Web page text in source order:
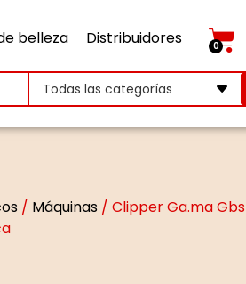
belleza Distribuidores 0
Todas las categorías
/ Máquinas / Clipper Ga.ma Gbs